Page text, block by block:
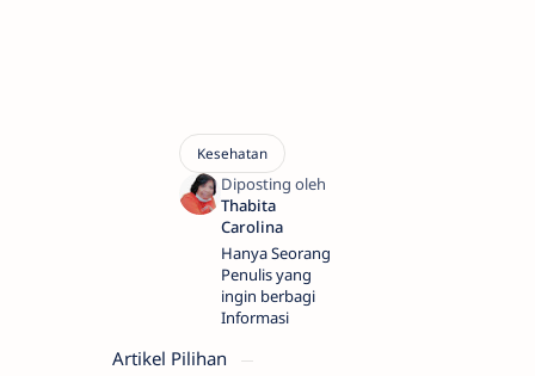
Hanya Seorang
Penulis yang
ingin berbagi
Informasi
Artikel Pilihan